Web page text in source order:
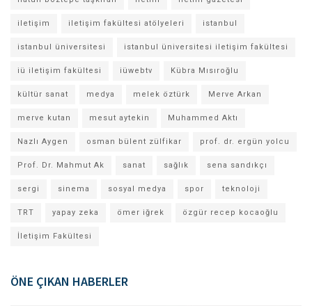
iletişim iletişim fakültesi atölyeleri istanbul
istanbul üniversitesi istanbul üniversitesi iletişim fakültesi
iü iletişim fakültesi iüwebtv Kübra Mısıroğlu
kültür sanat medya melek öztürk Merve Arkan
merve kutan mesut aytekin Muhammed Aktı
Nazlı Aygen osman bülent zülfikar prof. dr. ergün yolcu
Prof. Dr. Mahmut Ak sanat sağlık sena sandıkçı
sergi sinema sosyal medya spor teknoloji
TRT yapay zeka ömer iğrek özgür recep kocaoğlu
İletişim Fakültesi
ÖNE ÇIKAN HABERLER